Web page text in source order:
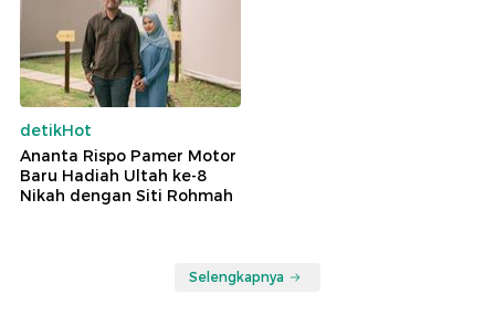
detikHot
Ananta Rispo Pamer Motor
Baru Hadiah Ultah ke-8
Nikah dengan Siti Rohmah
Selengkapnya